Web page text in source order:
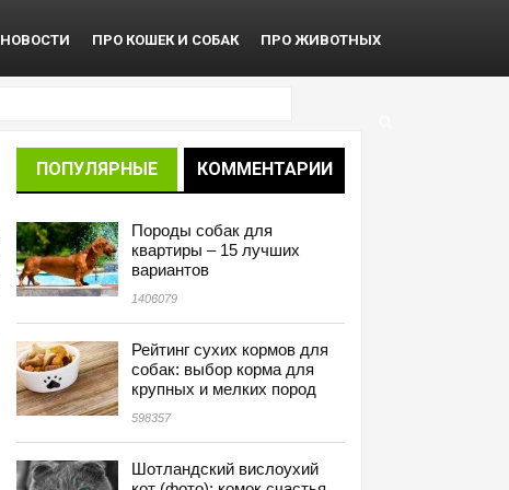
НОВОСТИ ПРО КОШЕК И СОБАК ПРО ЖИВОТНЫХ
ПОПУЛЯРНЫЕ КОММЕНТАРИИ
Породы собак для
квартиры – 15 лучших
вариантов
1406079
Рейтинг сухих кормов для
собак: выбор корма для
крупных и мелких пород
598357
Шотландский вислоухий